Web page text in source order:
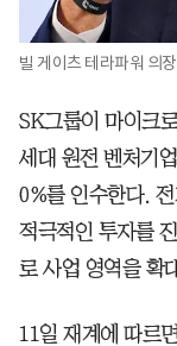
빌 게이츠 테라파워 의
SK그룹이 마이크
세대 원전 벤처기
0%를 인수한다.
적극적인 투자를
로 사업 영역을 확
11일 재계에 따르